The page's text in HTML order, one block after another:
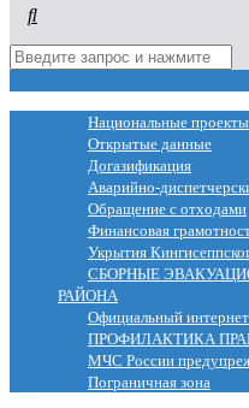
Национальные
Открытые данные
Догазификация
Аварийно-
Обращение с отходами
Финансовая
Укрытия
СБОРНЫЕ
РАЙОНА
Официальный
ПРОФИЛАКТИКА
МЧС России
Пограничная зона